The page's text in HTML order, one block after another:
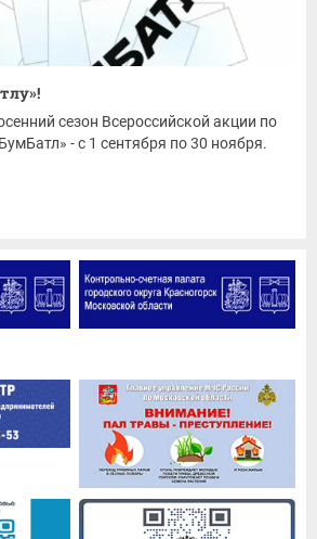
сезон Всероссийской акции по
- с 1 сентября по 30 ноября.